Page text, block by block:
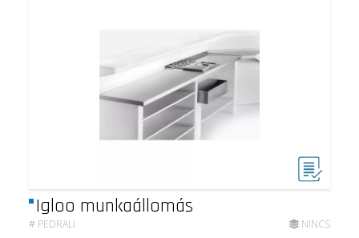
Igloo munkaállomás
# PEDRALI NINCS